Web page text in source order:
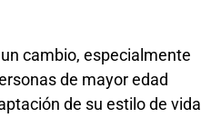
cambio, especialmente
de mayor edad
de su estilo de vida